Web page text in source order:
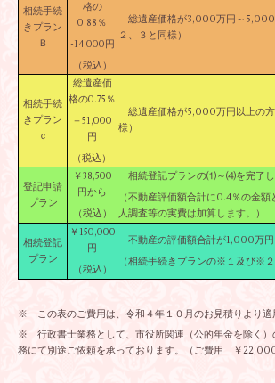
相続手続
きプラン
Ｂ
格の
0.88％
-14,000円
（税込）
総遺産価格が3,000万円～
２、３と同様）
相続手続
きプラン
ｃ
総遺産価
格の0.75％
＋51,000
円
（税込）
総遺産価格が5,000万円以上の
様）
登記申請
プラン
￥38,500
円から
（税込）
相続登記プランの⑴～⑷を完了
（不動産評価額合計に0.4％の金
人調査等の実費は加算します。）
相続登記
プラン
￥150,000
円
（税込）
不動産の評価額合計が1,000万
（相続手続きプランの※１及び※２
※ この表のご費用は、令和４年１０月のお見積りより適
※ 行政書士業務として、市役所関連（公的年金を除く）
務にて別途ご依頼を承っております。（ご費用 ￥22,000